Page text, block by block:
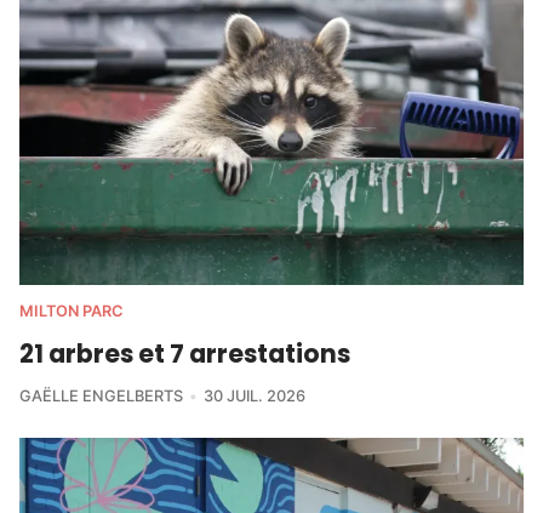
MILTON PARC
21 arbres et 7 arrestations
GAËLLE ENGELBERTS 30 JUIL. 2026